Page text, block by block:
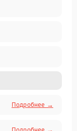
Подробнее →